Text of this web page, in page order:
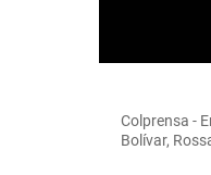
Colprensa -
Bolívar,